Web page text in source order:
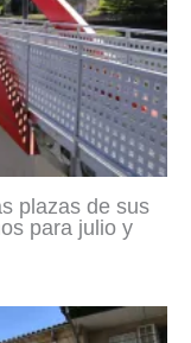
plazas de sus
para julio y